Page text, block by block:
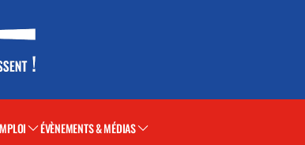
ÉVÈNEMENTS & MÉDIAS